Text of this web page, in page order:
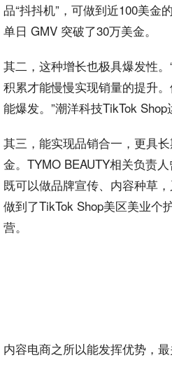
品“抖抖机”，可做到近100美金
单日 GMV 突破了30万美金。
其二，这种增长也极具爆发性
积累才能慢慢实现销量的提升
能爆发。”潮洋科技TikTok Shop
其三，能实现品销合一，更具
金。TYMO BEAUTY相关负责
既可以做品牌宣传、内容种草
做到了TikTok Shop美区美业个
营。
内容电商之所以能发挥优势，